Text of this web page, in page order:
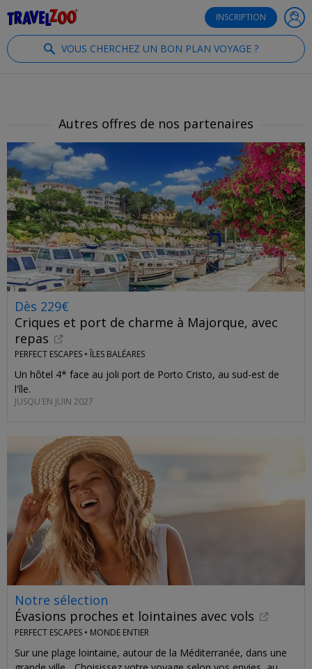
INSCRIPTION
VOUS CHERCHEZ UN BON PLAN VOYAGE ?
Autres offres de nos partenaires
Dès 229€
Criques et port de charme à Majorque, avec
repas
PERFECT ESCAPES •ÎLES BALÉARES
Un hôtel 4* face au joli port de Porto Cristo, au sud-est de
l'île.
JUSQU'EN JUIN 2027
Notre sélection
Évasions proches et lointaines avec vols
PERFECT ESCAPES • MONDE ENTIER
Sur une plage lointaine, autour de la Méditerranée, dans une